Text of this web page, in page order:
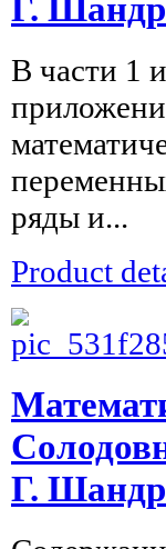
В части 1
ряды и...
Product
Г.